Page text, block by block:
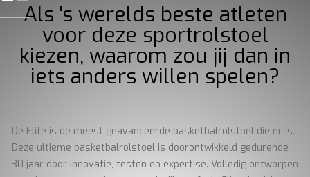
Als 's werelds beste atleten
voor deze sportrolstoel
kiezen, waarom zou jij dan in
iets anders willen spelen?
De Elite is de meest geavanceerde basketbalrolstoel die er is.
Deze ultieme basketbalrolstoel is doorontwikkeld gedurende
30 jaar door innovatie, testen en expertise. Volledig ontworpen